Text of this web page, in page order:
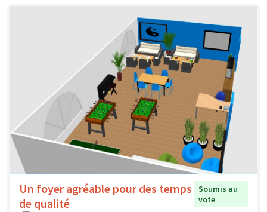
Un foyer agréable pour des temps
de qualité
Soumis au
vote